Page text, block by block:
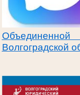
Волгоградской